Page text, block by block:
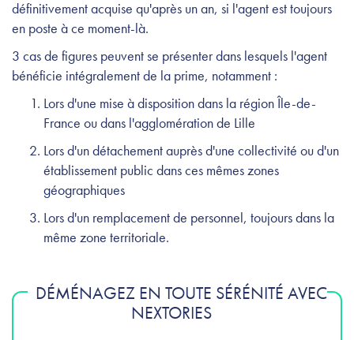
définitivement acquise qu'après un an, si l'agent est toujours
en poste à ce moment-là.
3 cas de figures peuvent se présenter dans lesquels l'agent
bénéficie intégralement de la prime, notamment :
Lors d'une mise à disposition dans la région Île-de-
France ou dans l'agglomération de Lille
Lors d'un détachement auprès d'une collectivité ou d'un
établissement public dans ces mêmes zones
géographiques
Lors d'un remplacement de personnel, toujours dans la
même zone territoriale.
DÉMÉNAGEZ EN TOUTE SÉRÉNITÉ AVEC
NEXTORIES